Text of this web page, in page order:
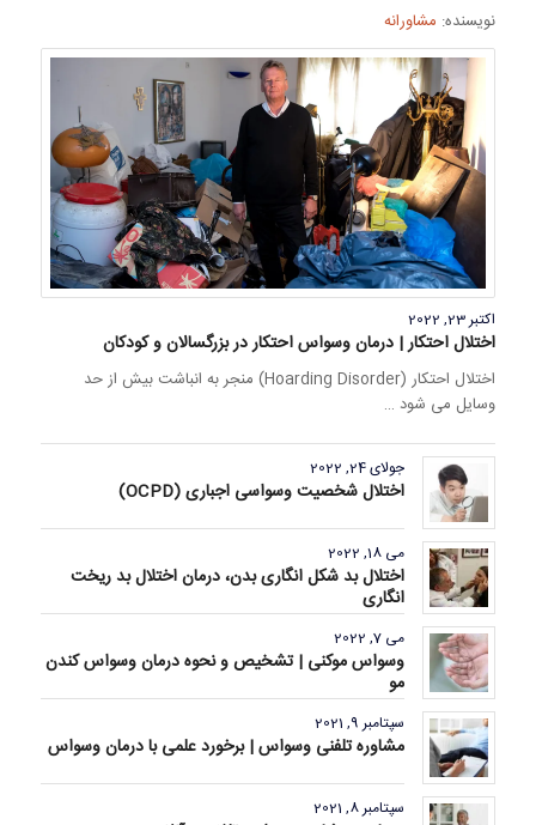
نویسنده: مشاورانه
اکتبر 23, 2022
اختلال احتکار | درمان وسواس احتکار در بزرگسالان و کودکان
اختلال احتکار (Hoarding Disorder) منجر به انباشت بیش از حد
وسایل می شود …
جولای 24, 2022
اختلال شخصیت وسواسی اجباری (OCPD)
می 18, 2022
اختلال بد شکل انگاری بدن، درمان اختلال بد ریخت
انگاری
می 7, 2022
وسواس موکنی | تشخیص و نحوه درمان وسواس کندن
مو
سپتامبر 9, 2021
مشاوره تلفنی وسواس | برخورد علمی با درمان وسواس
سپتامبر 8, 2021